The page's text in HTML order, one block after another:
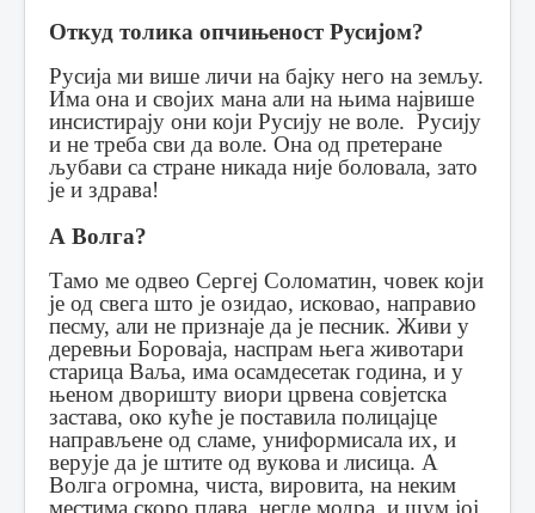
Откуд толика опчињеност Русијом?
Русија ми више личи на бајку него на земљу.
Има она и својих мана али на њима највише
инсистирају они који Русију не воле. Русију
и не треба сви да воле. Она од претеране
љубави са стране никада није боловала, зато
је и здрава!
А Волга?
Тамо ме одвео Сергеј Соломатин, човек који
је од свега што је озидао, исковао, направио
песму, али не признаје да је песник. Живи у
деревњи Бороваја, наспрам њега животари
старица Ваља, има осамдесетак година, и у
њеном дворишту виори црвена совјетска
застава, око куће је поставила полицајце
направљене од сламе, униформисала их, и
верује да је штите од вукова и лисица. А
Волга огромна, чиста, вировита, на неким
местима скоро плава, негде модра, и шум јој